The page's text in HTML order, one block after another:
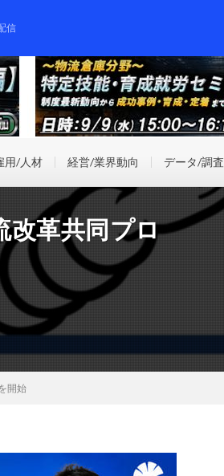
信
用/人材 経営/業界動向 データ/調査
改革共同プロ
開始